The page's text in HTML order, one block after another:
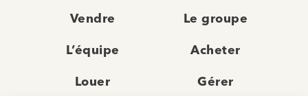
Vendre Le groupe
L’équipe Acheter
Louer Gérer